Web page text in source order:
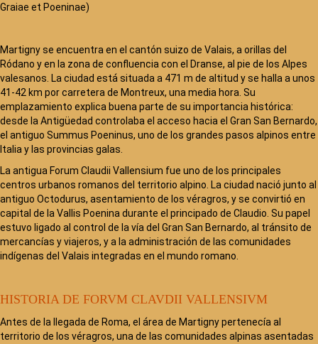
Graiae et Poeninae)
Martigny se encuentra en el cantón suizo de Valais, a orillas del
Ródano y en la zona de confluencia con el Dranse, al pie de los Alpes
valesanos. La ciudad está situada a 471 m de altitud y se halla a unos
41-42 km por carretera de Montreux, una media hora. Su
emplazamiento explica buena parte de su importancia histórica:
desde la Antigüedad controlaba el acceso hacia el Gran San Bernardo,
el antiguo Summus Poeninus, uno de los grandes pasos alpinos entre
Italia y las provincias galas.
La antigua Forum Claudii Vallensium fue uno de los principales
centros urbanos romanos del territorio alpino. La ciudad nació junto al
antiguo Octodurus, asentamiento de los véragros, y se convirtió en
capital de la Vallis Poenina durante el principado de Claudio. Su papel
estuvo ligado al control de la vía del Gran San Bernardo, al tránsito de
mercancías y viajeros, y a la administración de las comunidades
indígenas del Valais integradas en el mundo romano.
HISTORIA DE FORVM CLAVDII VALLENSIVM
Antes de la llegada de Roma, el área de Martigny pertenecía al
territorio de los véragros, una de las comunidades alpinas asentadas